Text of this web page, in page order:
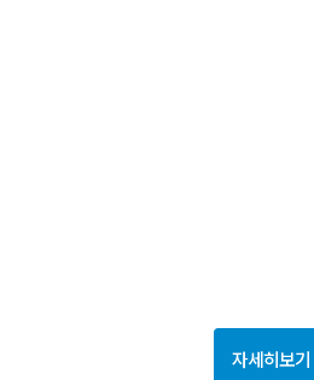
자세히보기